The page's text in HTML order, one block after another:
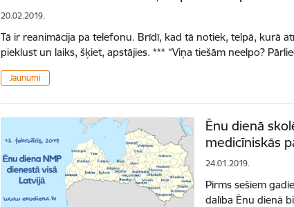
20.02.2019.
Tā ir reanimācija pa telefonu. Brīdī, kad tā notiek, telpā, kurā
pieklust un laiks, šķiet, apstājies. *** “Viņa tiešām neelpo?
Jaunumi
Ēnu dienā
medicīniskās
24.01.2019.
Pirms sešiem
dalība Ēnu dienā